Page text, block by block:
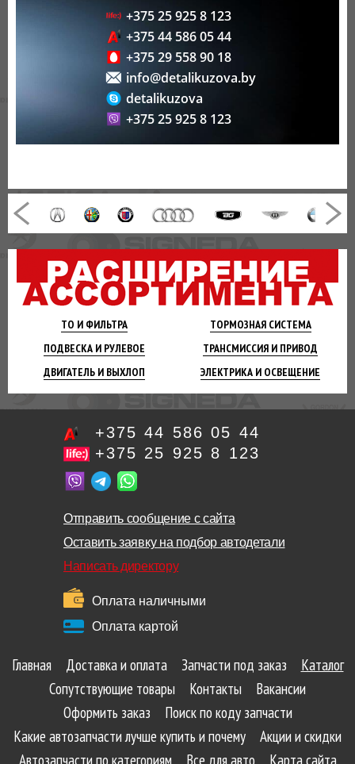
ТО И ФИЛЬТРА ТОРМОЗНАЯСИСТЕМА
ПОДВЕСКА И РУЛЕВОЕ ТРАНСМИССИЯ И ПРИВОД
ДВИГАТЕЛЬ И ВЫХЛОП ЭЛЕКТРИКА И ОСВЕЩЕНИЕ
+375 25 925 8 123
+375 44 586 05 44
+375 29 558 90 18
info@detalikuzova.by
detalikuzova
+375 25 925 8 123
+375 44 586 05 44
+375 25 925 8 123
Отправить сообщение с сайта
Оставить заявку на подбор автодетали
Написать директору
Оплата наличными
Оплата картой
Главная Доставка и оплата Запчасти под заказ
Каталог
Сопутствующие товары
Контакты
Вакансии
Оформить заказ
Поиск по коду запчасти
Какие автозапчасти лучше купить и почему
Акции и скидки
Автозапчасти по категориям
Все для авто Карта сайта